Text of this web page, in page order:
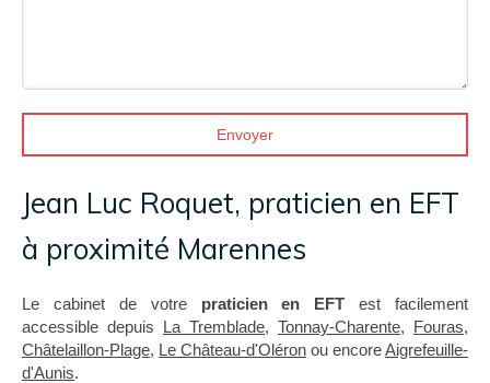
Envoyer
Jean Luc Roquet, praticien en EFT
à proximité Marennes
Le cabinet de votre praticien en EFT est facilement
accessible depuis La Tremblade, Tonnay-Charente, Fouras,
Châtelaillon-Plage, Le Château-d'Oléron ou encoreAigrefeuille-
d'Aunis.